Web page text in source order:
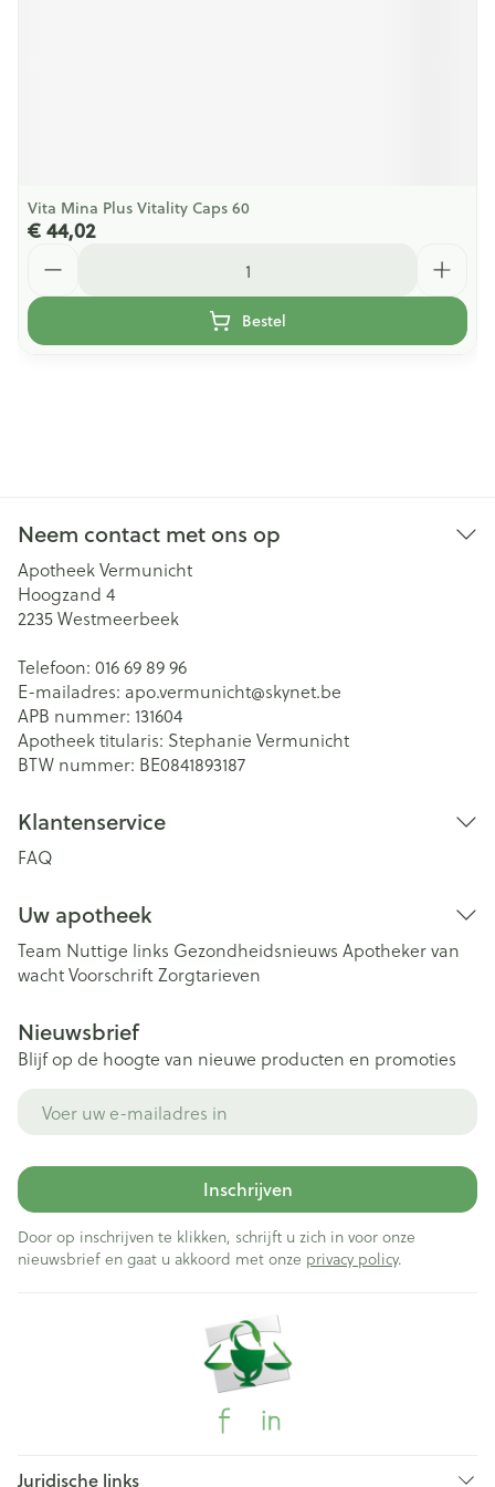
Vita Mina Plus Vitality Caps 60
€ 44,02
Bestel
Neem contact met ons op
Apotheek Vermunicht
Hoogzand 4
2235Westmeerbeek
Telefoon: 016 69 89 96
E-mailadres: apo.vermunicht@skynet.be
APB nummer: 131604
Apotheek titularis: Stephanie Vermunicht
BTW nummer: BE0841893187
Klantenservice
FAQ
Uw apotheek
Team Nuttige links Gezondheidsnieuws Apotheker van
wachtVoorschriftZorgtarieven
Nieuwsbrief
Blijf op de hoogte van nieuwe producten en promoties
Inschrijven
Door op inschrijven te klikken, schrijft u zich in voor onze
nieuwsbrief en gaat u akkoord met onze privacy policy.
Juridische links